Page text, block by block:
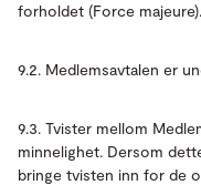
forholdet (Force majeure).
9.2. Medlemsavtalen er
9.3. Tvister mellom
minnelighet. Dersom
bringe tvisten inn for de